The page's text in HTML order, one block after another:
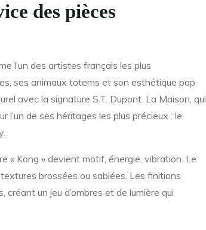
des pièces
l’un des artistes français les plus
ses animaux totems et son esthétique pop
avec la signature S.T. Dupont. La Maison, qui
de ses héritages les plus précieux : le
« Kong » devient motif, énergie, vibration. Le
brossées ou sablées. Les finitions
un jeu d’ombres et de lumière qui